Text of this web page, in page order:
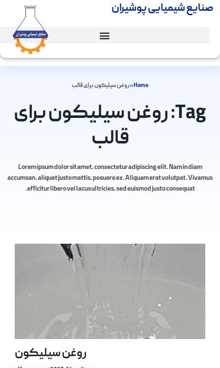
صنایع شیمیایی پوشیران
Home
»روغن سیلیکون برای قالب
Tag: روغن سیلیکون برای
قالب
Lorem ipsum dolor sit amet, consectetur adipiscing elit. Nam in diam
accumsan, aliquet justo mattis, posuere ex. Aliquam erat volutpat. Vivamus
efficitur libero vel lacus ultricies, sed euismod justo consequat.
روغن سیلیکون